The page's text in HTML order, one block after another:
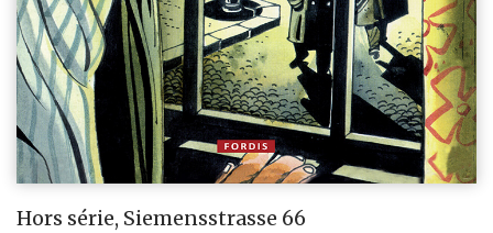
Hors série, Siemensstrasse 66